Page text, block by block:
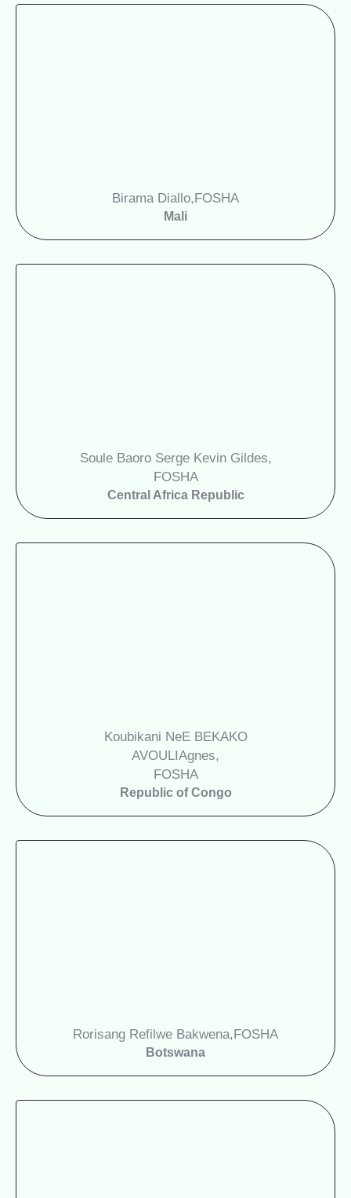
Birama Diallo,FOSHA
Mali
Soule Baoro Serge Kevin Gildes,
FOSHA
Central Africa Republic
Koubikani NeE BEKAKO
AVOULIAgnes,
FOSHA
Republic of Congo
Rorisang Refilwe Bakwena,FOSHA
Botswana